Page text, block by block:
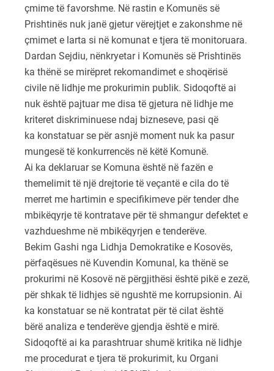
çmime të favorshme. Në rastin e Komunës së
Prishtinës nuk janë gjetur vërejtjet e zakonshme në
çmimet e larta si në komunat e tjera të monitoruara.
Dardan Sejdiu, nënkryetar i Komunës së Prishtinës
ka thënë se mirëpret rekomandimet e shoqërisë
civile në lidhje me prokurimin publik. Sidoqoftë ai
nuk është pajtuar me disa të gjetura në lidhje me
kriteret diskriminuese ndaj bizneseve, pasi që
ka konstatuar se për asnjë moment nuk ka pasur
mungesë të konkurrencës në këtë Komunë.
Ai ka deklaruar se Komuna është në fazën e
themelimit të një drejtorie të veçantë e cila do të
merret me hartimin e specifikimeve për tender dhe
mbikëqyrje të kontratave për të shmangur defektet e
vazhdueshme në mbikëqyrjen e tenderëve.
Bekim Gashi nga Lidhja Demokratike e Kosovës,
përfaqësues në Kuvendin Komunal, ka thënë se
prokurimi në Kosovë në përgjithësi është pikë e zezë,
për shkak të lidhjes së ngushtë me korrupsionin. Ai
ka konstatuar se në kontratat për të cilat është
bërë analiza e tenderëve gjendja është e mirë.
Sidoqoftë ai ka parashtruar shumë kritika në lidhje
me procedurat e tjera të prokurimit, ku Organi